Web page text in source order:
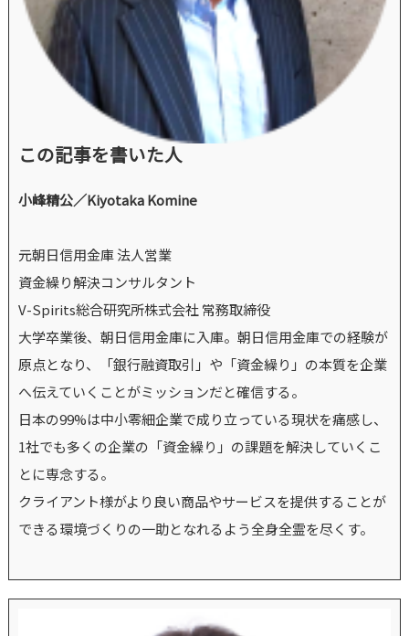
この記事を書いた人
小峰精公／Kiyotaka Komine
元朝日信用金庫 法人営業
資金繰り解決コンサルタント
V-Spirits総合研究所株式会社 常務取締役
大学卒業後、朝日信用金庫に入庫。朝日信用金庫での経験が
原点となり、「銀行融資取引」や「資金繰り」の本質を企業
へ伝えていくことがミッションだと確信する。
日本の99%は中小零細企業で成り立っている現状を痛感し、
1社でも多くの企業の「資金繰り」の課題を解決していくこ
とに専念する。
クライアント様がより良い商品やサービスを提供することが
できる環境づくりの一助となれるよう全身全霊を尽くす。